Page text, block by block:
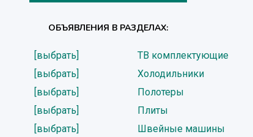
ОБЪЯВЛЕНИЯ В РАЗДЕЛАХ:
[выбрать] ТВ комплектующие
[выбрать] Холодильники
[выбрать] Полотеры
[выбрать] Плиты
[выбрать] Швейные машины